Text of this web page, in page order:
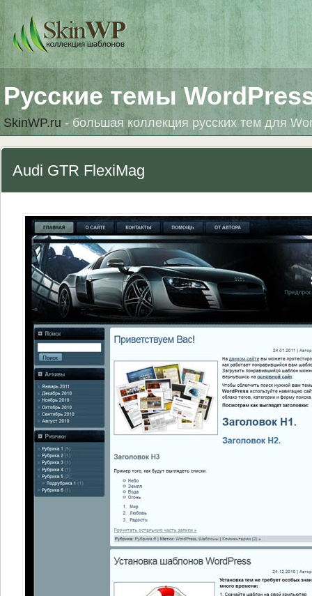
Русские темы
SkinWP.ru- большая коллекция русских тем для
Audi GTR FlexiMag